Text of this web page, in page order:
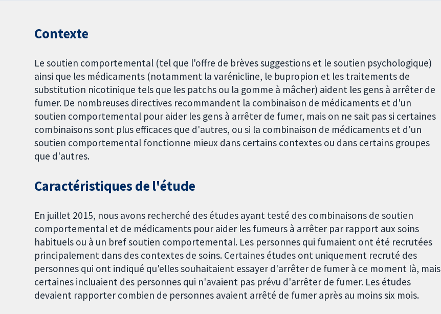
Contexte
Le soutien comportemental (tel que l'offre de brèves suggestions et le soutien psychologique)
ainsi que les médicaments (notamment la varénicline, le bupropion et les traitements de
substitution nicotinique tels que les patchs ou la gomme à mâcher) aident les gens à arrêter de
fumer. De nombreuses directives recommandent la combinaison de médicaments et d'un
soutien comportemental pour aider les gens à arrêter de fumer, mais on ne sait pas si certaines
combinaisons sont plus efficaces que d'autres, ou si la combinaison de médicaments et d'un
soutien comportemental fonctionne mieux dans certains contextes ou dans certains groupes
que d'autres.
Caractéristiques de l'étude
En juillet 2015, nous avons recherché des études ayant testé des combinaisons de soutien
comportemental et de médicaments pour aider les fumeurs à arrêter par rapport aux soins
habituels ou à un bref soutien comportemental. Les personnes qui fumaient ont été recrutées
principalement dans des contextes de soins. Certaines études ont uniquement recruté des
personnes qui ont indiqué qu'elles souhaitaient essayer d'arrêter de fumer à ce moment là, mais
certaines incluaient des personnes qui n'avaient pas prévu d'arrêter de fumer. Les études
devaient rapporter combien de personnes avaient arrêté de fumer après au moins six mois.